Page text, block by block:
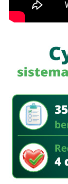
García Cázares
cualquier
“apertura total”
delincuentes y